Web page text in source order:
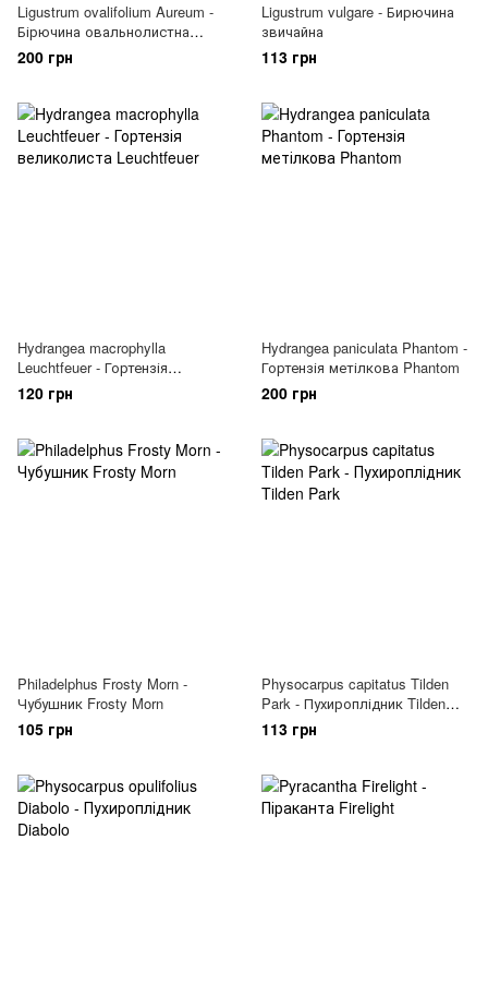
Ligustrum ovalifolium Aureum -
Бірючина овальнолистна
Aureum
200 грн
Ligustrum vulgare - Бирючина
звичайна
113 грн
Hydrangea macrophylla
Leuchtfeuer - Гортензія
великолиста Leuchtfeuer
120 грн
Hydrangea paniculata Phantom -
Гортензія метілкова Phantom
200 грн
Philadelphus Frosty Morn -
Чубушник Frosty Morn
105 грн
Physocarpus capitatus Tilden
Park - Пухироплідник Tilden
Park
113 грн